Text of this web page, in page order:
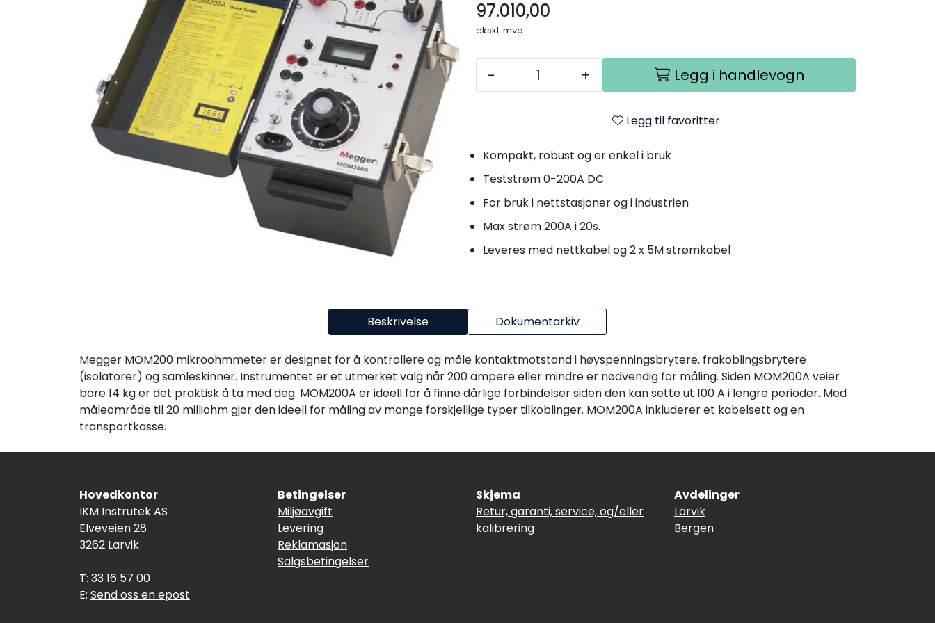
97.010,00
ekskl. mva.
- + Legg i handlevogn
Legg til favoritter
Kompakt, robust og er enkel i bruk
Teststrøm 0-200A DC
For bruk i nettstasjoner og i industrien
Max strøm 200A i 20s.
Leveres med nettkabel og 2 x 5M strømkabel
Beskrivelse Dokumentarkiv
Megger MOM200 mikroohmmeter er designet for å kontrollere og måle kontaktmotstand i høyspenningsbrytere, frakoblingsbrytere
(isolatorer) og samleskinner. Instrumentet er et utmerket valg når 200 ampere eller mindre er nødvendig for måling. Siden MOM200A veier
bare 14 kg er det praktisk å ta med deg. MOM200A er ideell for å finne dårlige forbindelser siden den kan sette ut 100 A i lengre perioder. Med
måleområde til 20 milliohm gjør den ideell for måling av mange forskjellige typer tilkoblinger. MOM200A inkluderer et kabelsett og en
transportkasse.
Hovedkontor
IKM Instrutek AS
Elveveien 28
3262 Larvik
T: 33 16 57 00
E: Send oss en epost
Betingelser
Miljøavgift
Levering
Reklamasjon
Salgsbetingelser
Skjema
Retur, garanti, service, og/eller
kalibrering
Avdelinger
Larvik
Bergen